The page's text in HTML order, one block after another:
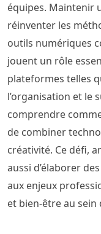
équipes. Maintenir
réinventer les
outils numériques
jouent un rôle
plateformes telles
l’organisation et le
comprendre
de combiner
créativité. Ce défi,
aussi d’élaborer
aux enjeux
et bien-être au